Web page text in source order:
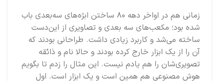
زمانی هم در اواخر دهه ۸۰ ساختن ابژه‌های سه‌بعدی باب
شده بود؛ مکعب‌های سه بعدی و تصاویری از این‌دست
ساخته می‌شد و کاربرد زیادی داشت. طراحانی بودند که
آن را از یک ابزار خارج کرده بودند و حالا نام و ذائقه
تصویری‌شان را هم یادم نیست. این مثال را زدم تا بگویم
هوش مصنوعی هم همین است و یک ابزار است. اول